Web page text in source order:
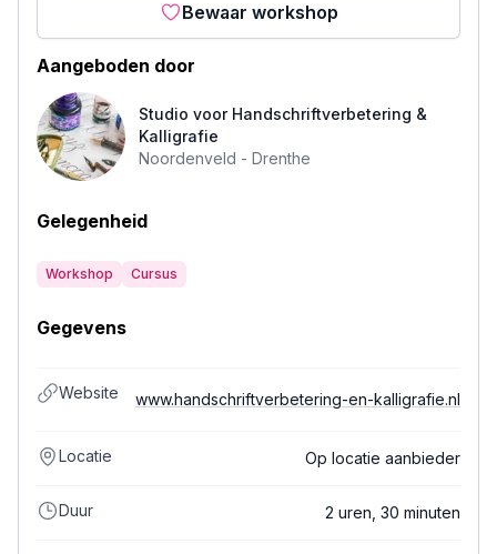
Bewaar workshop
Aangeboden door
Studio voor Handschriftverbetering &
Kalligrafie
Noordenveld - Drenthe
Gelegenheid
Workshop Cursus
Gegevens
Website www.handschriftverbetering-en-kalligrafie.nl
Locatie Op locatie aanbieder
Duur 2 uren, 30 minuten